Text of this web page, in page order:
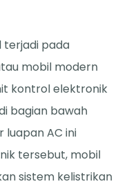
terjadi pada
mobil modern
kontrol elektronik
bagian bawah
luapan AC ini
tersebut, mobil
sistem kelistrikan